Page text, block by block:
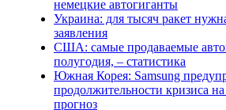
немецкие автогиганты
Украина: для тысяч ракет
заявления
США: самые продаваемые
полугодия, – статистика
Южная Корея: Samsung
продолжительности кризиса
прогноз